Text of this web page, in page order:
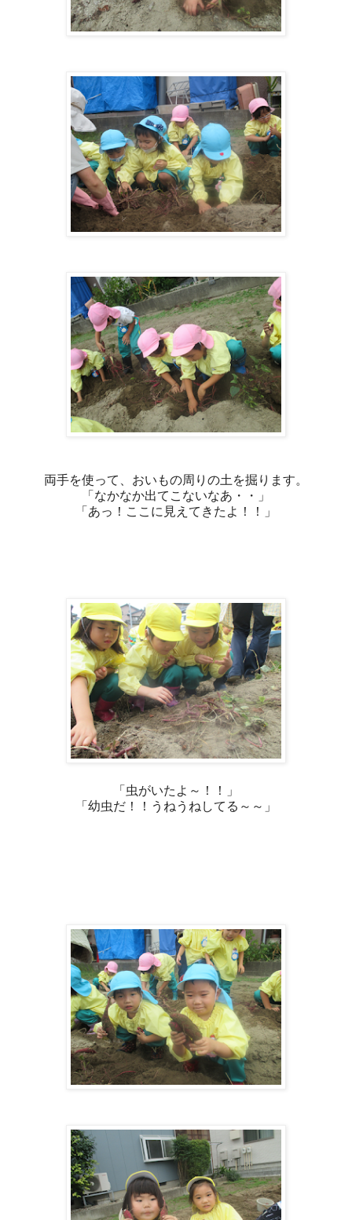
両手を使って、おいもの周りの土を掘ります。
「なかなか出てこないなあ・・」
「あっ！ここに見えてきたよ！！」
「虫がいたよ～！！」
「幼虫だ！！うねうねしてる～～」